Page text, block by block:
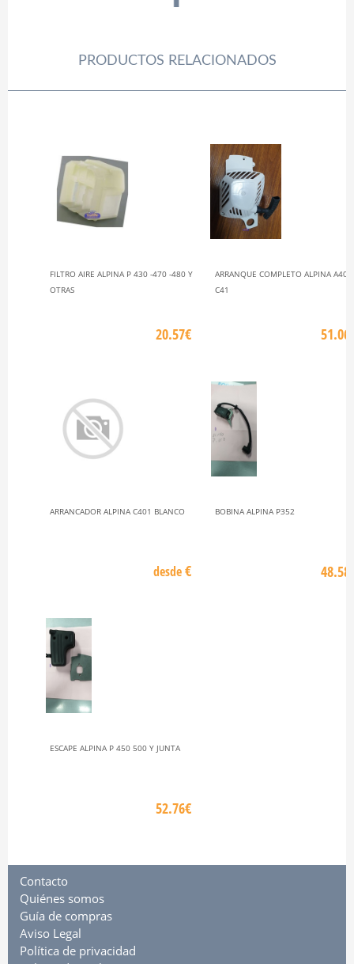
PRODUCTOS RELACIONADOS
FILTRO AIRE ALPINA P 430 -470 -480 Y
OTRAS
20.57€
ARRANQUE COMPLETO ALPINA A405
C41
ARRANCADOR ALPINA C401 BLANCO
desde€
BOBINA ALPINA P352
ESCAPE ALPINA P 450 500 Y JUNTA
52.76€
Contacto
Quiénes somos
Guía de compras
Aviso Legal
Política de privacidad